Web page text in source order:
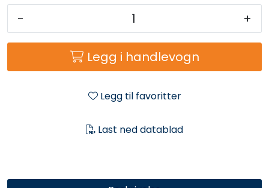
- +
Legg i handlevogn
Legg til favoritter
Last ned datablad
Reservedeler